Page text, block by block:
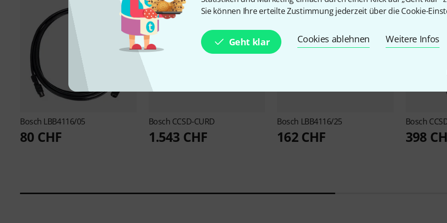
Sie können Ihre erteilte Zustimmung jederzeit über die Cookie-
Geht klar Cookies ablehnen Weitere Infos
Bosch LBB4116/05
80 CHF
Bosch CCSD-CURD
1.543 CHF
Bosch LBB4116/25
162 CHF
Bosch
398